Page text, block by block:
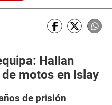
Hallan
motos en Islay
de prisión